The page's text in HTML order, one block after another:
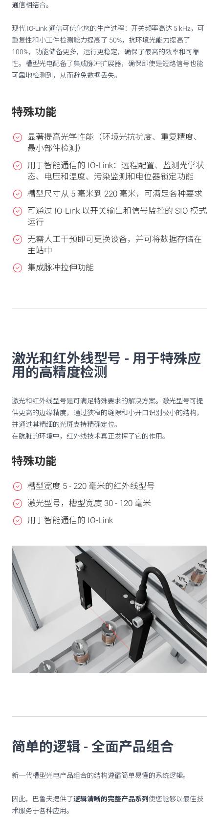
通信相结合。
现代 IO-Link 通信可优化您的生产过程：开关频率高达 5 kHz，可
重复性和小工件检测能力提高了 50%，抗环境光能力提高了
100%，功能储备更多，运行更稳定，确保了最高的效率和可靠
性。槽型光电配备了集成脉冲扩展器，确保即使是短路信号也能
可靠地检测到，从而避免数据丢失。
特殊功能
显著提高光学性能（环境光抗扰度、重复精度、
最小部件检测）
用于智能通信的 IO-Link：远程配置、监测光学状
态、电压和温度、污染监测和电位器锁定功能
槽型尺寸从 5 毫米到 220 毫米，可满足各种要求
可通过 IO-Link 以开关输出和信号监控的 SIO 模式
运行
无需人工干预即可更换设备，并可将数据存储在
主站中
集成脉冲拉伸功能
激光和红外线型号 - 用于特殊应
用的高精度检测
激光和红外线型号是可满足特殊要求的解决方案。激光型号可提
供更高的边缘精度，通过狭窄的缝隙和小开口识别极小的结构，
并通过其精细的光斑支持精确定位。
在肮脏的环境中，红外线技术真正发挥了它的作用。
特殊功能
槽型宽度 5 - 220 毫米的红外线型号
激光型号，槽型宽度 30 - 120 毫米
用于智能通信的 IO-Link
简单的逻辑 - 全面产品组合
新一代槽型光电产品组合的结构遵循简单易懂的系统逻辑。
因此，巴鲁夫提供了逻辑清晰的完整产品系列使您能够以最佳技
术服务于各种应用。